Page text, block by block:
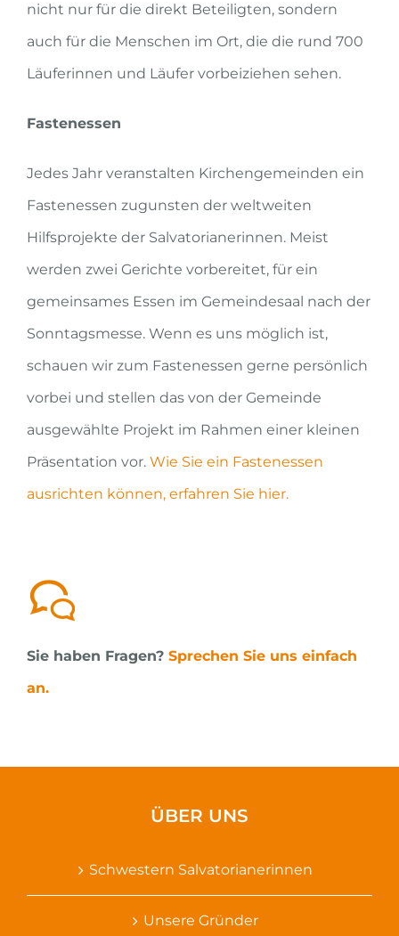
nicht nur für die direkt Beteiligten, sondern
auch für die Menschen im Ort, die die rund 700
Läuferinnen und Läufer vorbeiziehen sehen.
Fastenessen
Jedes Jahr veranstalten Kirchengemeinden ein
Fastenessen zugunsten der weltweiten
Hilfsprojekte der Salvatorianerinnen. Meist
werden zwei Gerichte vorbereitet, für ein
gemeinsames Essen im Gemeindesaal nach der
Sonntagsmesse. Wenn es uns möglich ist,
schauen wir zum Fastenessen gerne persönlich
vorbei und stellen das von der Gemeinde
ausgewählte Projekt im Rahmen einer kleinen
Präsentation vor. Wie Sie ein Fastenessen
ausrichten können, erfahren Sie hier.
Sie haben Fragen? Sprechen Sie uns einfach
an.
ÜBER UNS
Schwestern Salvatorianerinnen
Unsere Gründer